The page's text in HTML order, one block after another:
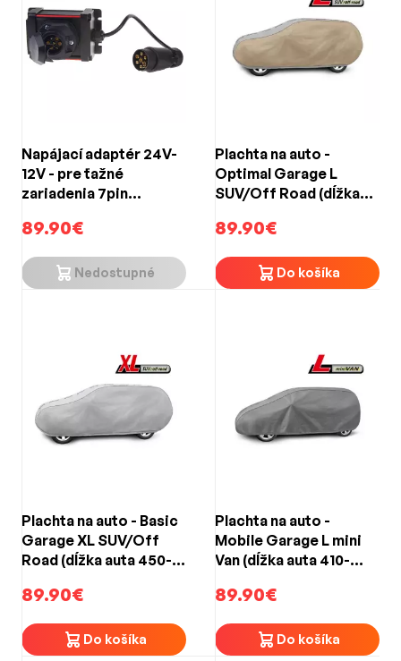
Napájací adaptér 24V-
12V - pre ťažné
zariadenia 7pin
89.90€
Nedostupné
Plachta na auto -
Optimal Garage L
SUV/Off Road (dĺžka
89.90€
Do košíka
Plachta na auto - Basic
Garage XL SUV/Off
Road (dĺžka auta 450-
89.90€
Do košíka
Plachta na auto -
Mobile Garage L mini
Van (dĺžka auta 410-
89.90€
Do košíka